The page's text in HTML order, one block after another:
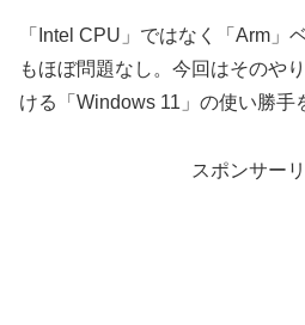
「Intel CPU」ではなく「Arm」
もほぼ問題なし。今回はそのや
ける「Windows 11」の使い勝手
スポンサー